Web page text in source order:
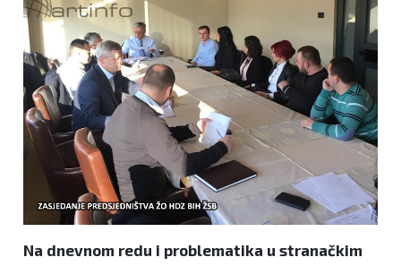
Na dnevnom redu i problematika u stranačkim